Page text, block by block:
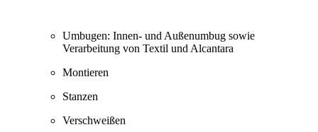
Umbugen: Innen- und Außenumbug sowie
Verarbeitung von Textil und Alcantara
Montieren
Stanzen
Verschweißen